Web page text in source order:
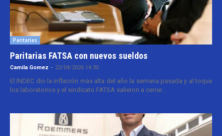
Paritarias
Paritarias FATSA con nuevos sueldos
Camila Gomez - 22/04/2026 14:30
El INDEC dio la inflación más alta del año la semana pasada y al toque
los laboratorios y el sindicato FATSA salieron a cerrar...